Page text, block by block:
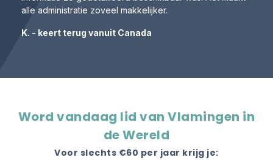
alle administratie zoveel makkelijker.
K. - keert terug vanuit Canada
Word vandaag lid van Vlamingen in
de Wereld
Voor slechts €60 per jaar krijg je: